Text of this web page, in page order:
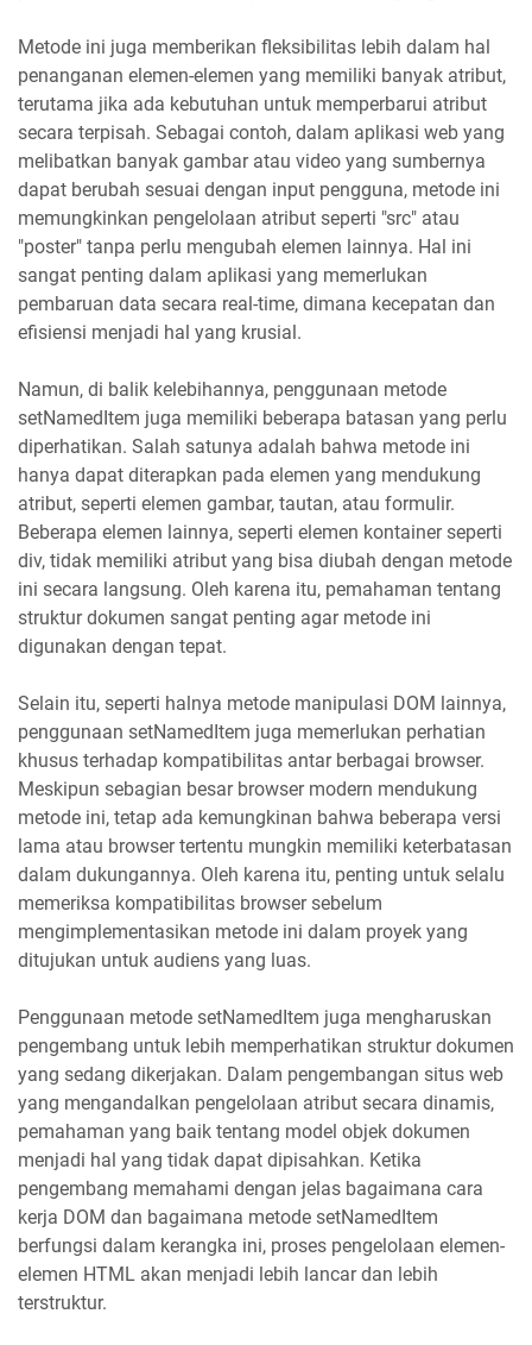
Metode ini juga memberikan fleksibilitas lebih dalam hal
penanganan elemen-elemen yang memiliki banyak atribut,
terutama jika ada kebutuhan untuk memperbarui atribut
secara terpisah. Sebagai contoh, dalam aplikasi web yang
melibatkan banyak gambar atau video yang sumbernya
dapat berubah sesuai dengan input pengguna, metode ini
memungkinkan pengelolaan atribut seperti "src" atau
"poster" tanpa perlu mengubah elemen lainnya. Hal ini
sangat penting dalam aplikasi yang memerlukan
pembaruan data secara real-time, dimana kecepatan dan
efisiensi menjadi hal yang krusial.
Namun, di balik kelebihannya, penggunaan metode
setNamedItem juga memiliki beberapa batasan yang perlu
diperhatikan. Salah satunya adalah bahwa metode ini
hanya dapat diterapkan pada elemen yang mendukung
atribut, seperti elemen gambar, tautan, atau formulir.
Beberapa elemen lainnya, seperti elemen kontainer seperti
div, tidak memiliki atribut yang bisa diubah dengan metode
ini secara langsung. Oleh karena itu, pemahaman tentang
struktur dokumen sangat penting agar metode ini
digunakan dengan tepat.
Selain itu, seperti halnya metode manipulasi DOM lainnya,
penggunaan setNamedItem juga memerlukan perhatian
khusus terhadap kompatibilitas antar berbagai browser.
Meskipun sebagian besar browser modern mendukung
metode ini, tetap ada kemungkinan bahwa beberapa versi
lama atau browser tertentu mungkin memiliki keterbatasan
dalam dukungannya. Oleh karena itu, penting untuk selalu
memeriksa kompatibilitas browser sebelum
mengimplementasikan metode ini dalam proyek yang
ditujukan untuk audiens yang luas.
Penggunaan metode setNamedItem juga mengharuskan
pengembang untuk lebih memperhatikan struktur dokumen
yang sedang dikerjakan. Dalam pengembangan situs web
yang mengandalkan pengelolaan atribut secara dinamis,
pemahaman yang baik tentang model objek dokumen
menjadi hal yang tidak dapat dipisahkan. Ketika
pengembang memahami dengan jelas bagaimana cara
kerja DOM dan bagaimana metode setNamedItem
berfungsi dalam kerangka ini, proses pengelolaan elemen-
elemen HTML akan menjadi lebih lancar dan lebih
terstruktur.